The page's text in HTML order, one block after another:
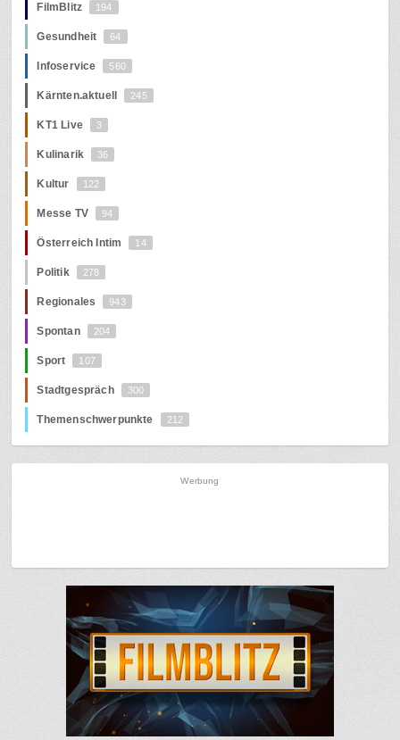
FilmBlitz 194
Gesundheit 64
Infoservice 560
Kärnten.aktuell 245
KT1 Live 3
Kulinarik 36
Kultur 122
Messe TV 94
Österreich Intim 14
Politik 278
Regionales 943
Spontan 204
Sport 107
Stadtgespräch 300
Themenschwerpunkte 212
Werbung